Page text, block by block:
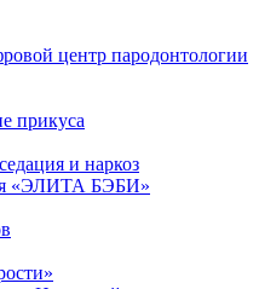
центр пародонтологии
прикуса
и наркоз
«ЭЛИТА БЭБИ»